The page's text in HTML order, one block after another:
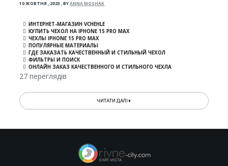
10 ЖОВТНЯ , 2023 ,BYANNA MOSHAK
ИНТЕРНЕТ-МАГАЗИН VCHEHLE
КУПИТЬ ЧЕХОЛ НА IPHONE 15 PRO MAX
ЧЕХЛЫ IPHONE 15 PRO MAX
ПОПУЛЯРНЫЕ МАТЕРИАЛЫ
ГДЕ ЗАКАЗАТЬ КАЧЕСТВЕННЫЙ И СТИЛЬНЫЙ ЧЕХОЛ
ФИЛЬТРЫ И ПОИСК
ОНЛАЙН ЗАКАЗ КАЧЕСТВЕННОГО И СТИЛЬНОГО ЧЕХЛА
27 переглядів
ЧИТАТИ ДАЛІ